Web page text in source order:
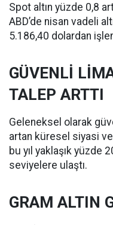
Spot altın yüzde 0,8
ABD’de nisan vadeli
5.186,40 dolardan
GÜVENLİ
TALEP ARTTI
Geleneksel olarak
artan küresel siyasi
bu yıl yaklaşık yüzde
seviyelere ulaştı.
GRAM ALTIN